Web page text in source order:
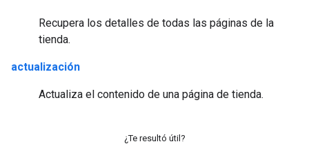
Recupera los detalles de todas las páginas de la
tienda.
actualización
Actualiza el contenido de una página de tienda.
¿Te resultó útil?